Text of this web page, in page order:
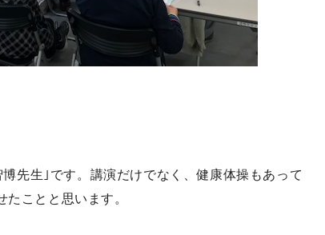
先生｣です。講演だけでなく、健康体操もあって
たことと思います。